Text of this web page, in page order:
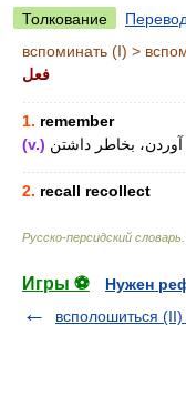
Толкование
Перевод
вспоминать (I) >
فعل
1. remember
(v.) آوردن، بخاطر داشتن
2. recall recollect
Русско-персидский словарь
Игры ⚽
Нужен
всполошиться (II)